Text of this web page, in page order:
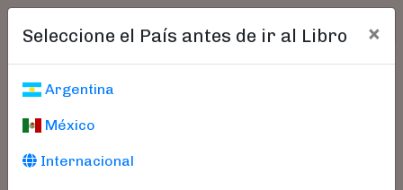
Seleccione el País antes de ir al Libro ×
Argentina
México
Internacional